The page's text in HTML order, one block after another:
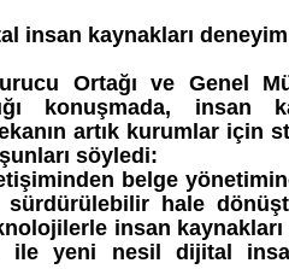
insan kaynakları
Ortağı ve Genel
konuşmada, insan
artık kurumlar için
söyledi:
belge
sürdürülebilir hale
insan
ile yeni nesil dijital